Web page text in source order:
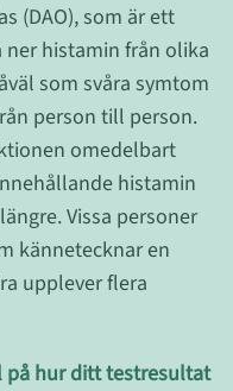
(DAO), som är ett
histamin från olika
som svåra symtom
person till person.
omedelbart
histamin
Vissa personer
kännetecknar en
upplever flera
på hur ditt testresultat